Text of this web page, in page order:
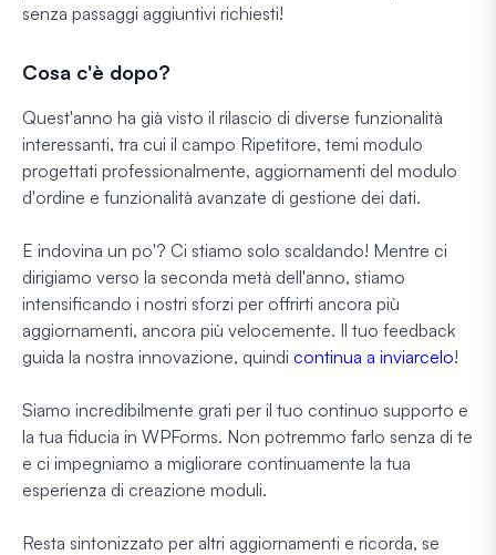
senza passaggi aggiuntivi richiesti!
Cosa c'è dopo?
Quest'anno ha già visto il rilascio di diverse funzionalità
interessanti, tra cui il campo Ripetitore, temi modulo
progettati professionalmente, aggiornamenti del modulo
d'ordine e funzionalità avanzate di gestione dei dati.
E indovina un po'? Ci stiamo solo scaldando! Mentre ci
dirigiamo verso la seconda metà dell'anno, stiamo
intensificando i nostri sforzi per offrirti ancora più
aggiornamenti, ancora più velocemente. Il tuo feedback
guida la nostra innovazione, quindi continua a inviarcelo!
Siamo incredibilmente grati per il tuo continuo supporto e
la tua fiducia in WPForms. Non potremmo farlo senza di te
e ci impegniamo a migliorare continuamente la tua
esperienza di creazione moduli.
Resta sintonizzato per altri aggiornamenti e ricorda, se